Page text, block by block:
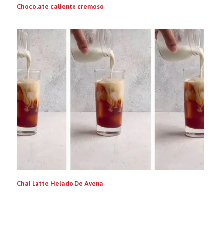
Chocolate caliente cremoso
Chai Latte Helado De Avena